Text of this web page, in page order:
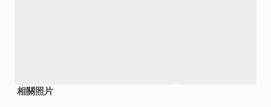
相關照片